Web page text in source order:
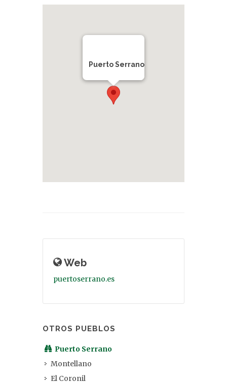
Puerto Serrano
Web
puertoserrano.es
OTROS PUEBLOS
Puerto Serrano
Montellano
El Coronil